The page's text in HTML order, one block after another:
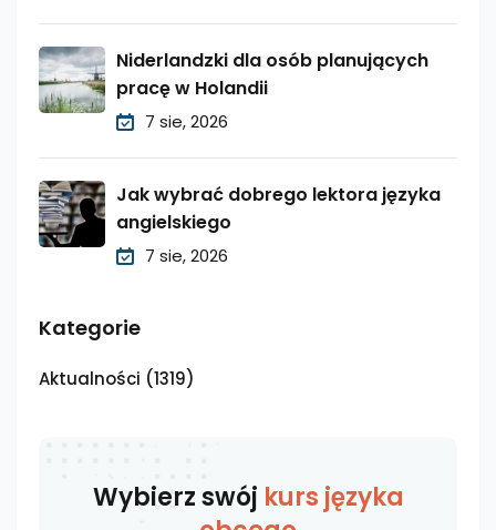
Niderlandzki dla osób planujących
pracę w Holandii
7 sie, 2026
Jak wybrać dobrego lektora języka
angielskiego
7 sie, 2026
Kategorie
Aktualności (1319)
Wybierz swój kurs języka